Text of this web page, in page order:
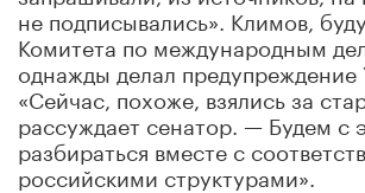
не подписывались». Климов,
Комитета по международным
однажды делал предупреждение
«Сейчас, похоже, взялись за
рассуждает сенатор. — Будем с
разбираться вместе с
российскими структурами».